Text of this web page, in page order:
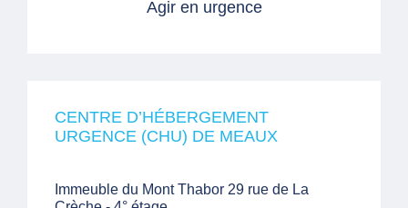
Agir en urgence
CENTRE D’HÉBERGEMENT
URGENCE (CHU) DE MEAUX
Immeuble du Mont Thabor 29 rue de La